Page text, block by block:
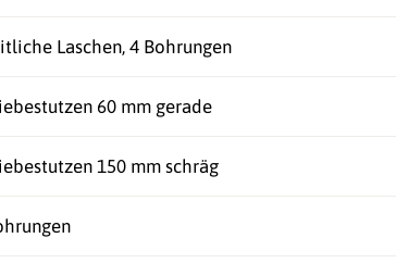
Laschen, 4 Bohrungen
60 mm gerade
150 mm schräg